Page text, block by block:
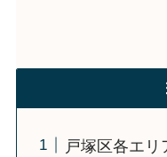
戸塚区各エリ